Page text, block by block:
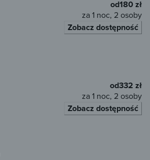
od180 zł
za 1 noc, 2 osoby
Zobacz dostępność
od332 zł
za 1 noc, 2 osoby
Zobacz dostępność